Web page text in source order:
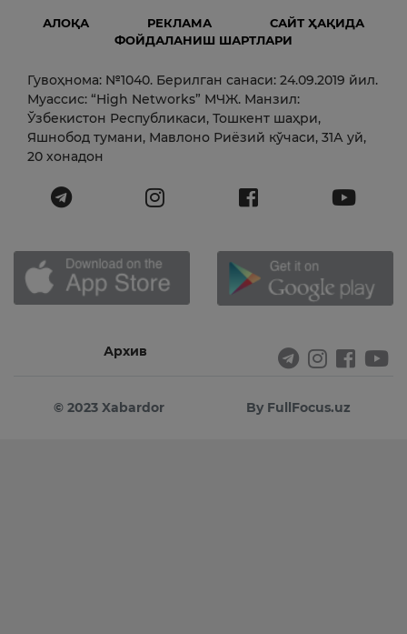
АЛОҚА РЕКЛАМА
САЙТ ҲАҚИДА
ФОЙДАЛАНИШ ШАРТЛАРИ
Гувоҳнома: №1040. Берилган санаси: 24.09.2019 йил.
Муассис: “High Networks” МЧЖ. Манзил:
Ўзбекистон Республикаси, Тошкент шаҳри,
Яшнобод тумани, Мавлоно Риёзий кўчаси, 31А уй,
20 хонадон
Архив
© 2023 Xabardor By FullFocus.uz